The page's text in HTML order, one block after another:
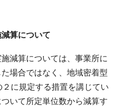
算について
減算については、事業所に
場合ではなく、地域密着型
に規定する措置を講じてい
いて所定単位数から減算す